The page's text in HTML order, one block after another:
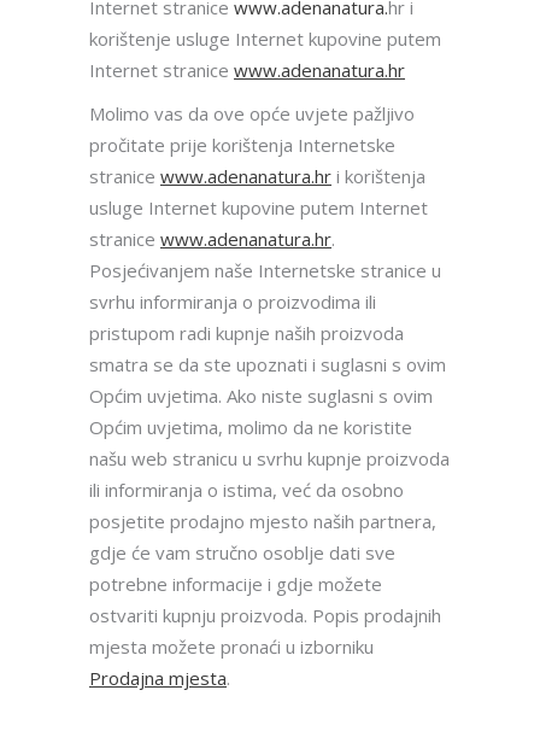
Internet stranice www.adenanatura.hr i
korištenje usluge Internet kupovine putem
Internet stranice www.adenanatura.hr
Molimo vas da ove opće uvjete pažljivo
pročitate prije korištenja Internetske
stranice www.adenanatura.hr i korištenja
usluge Internet kupovine putem Internet
stranice www.adenanatura.hr.
Posjećivanjem naše Internetske stranice u
svrhu informiranja o proizvodima ili
pristupom radi kupnje naših proizvoda
smatra se da ste upoznati i suglasni s ovim
Općim uvjetima. Ako niste suglasni s ovim
Općim uvjetima, molimo da ne koristite
našu web stranicu u svrhu kupnje proizvoda
ili informiranja o istima, već da osobno
posjetite prodajno mjesto naših partnera,
gdje će vam stručno osoblje dati sve
potrebne informacije i gdje možete
ostvariti kupnju proizvoda. Popis prodajnih
mjesta možete pronaći u izborniku
Prodajna mjesta.